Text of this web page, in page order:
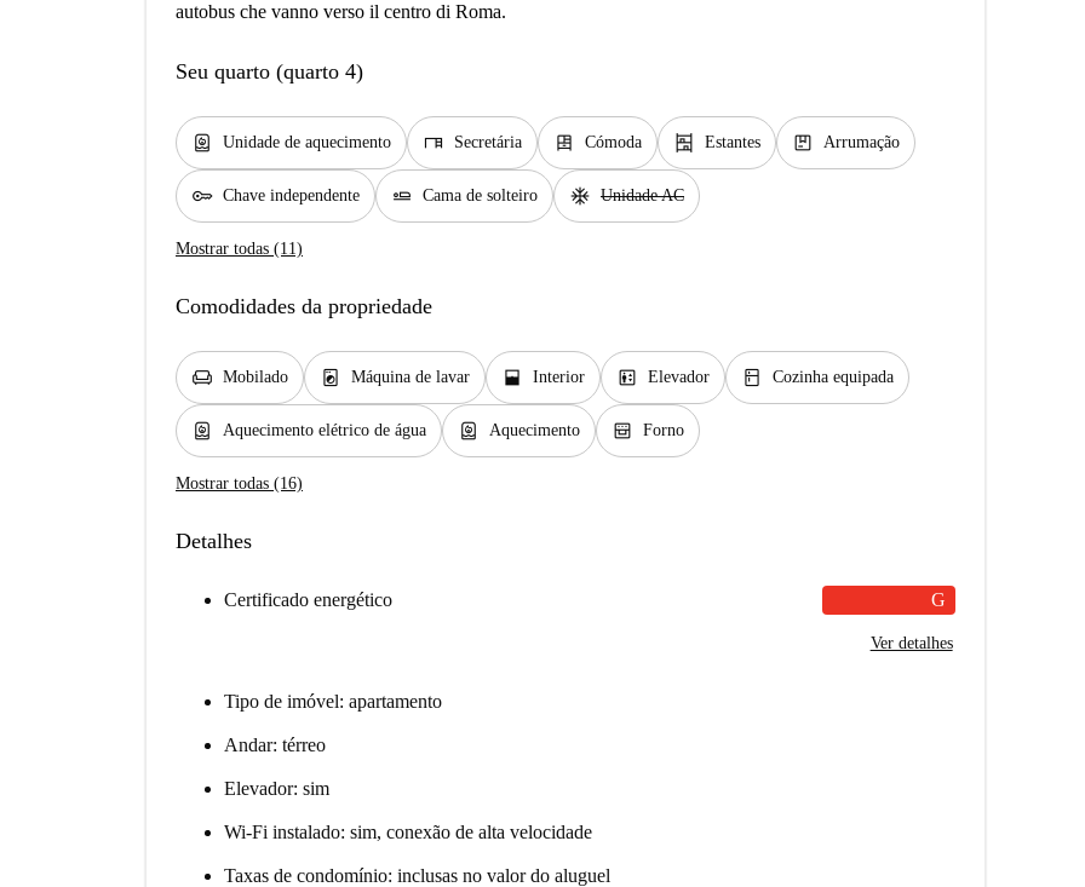
autobus che vanno verso il centro di Roma.
Seu quarto (quarto 4)
water_heater Unidade de aquecimento desk Secretária dresser Cómoda shelves Estantes package Arrumação
key Chave independente airline_seat_flat Cama de solteiro ac_unit Unidade AC
Mostrar todas (11)
Comodidades da propriedade
chair Mobilado local_laundry_service Máquina de lavar window_open Interior elevator Elevador kitchen Cozinha equipada
water_heater Aquecimento elétrico de água water_heater Aquecimento oven_gen Forno
Mostrar todas (16)
Detalhes
Certificado energético G
Ver detalhes
Tipo de imóvel: apartamento
Andar: térreo
Elevador: sim
Wi-Fi instalado: sim, conexão de alta velocidade
Taxas de condomínio: inclusas no valor do aluguel